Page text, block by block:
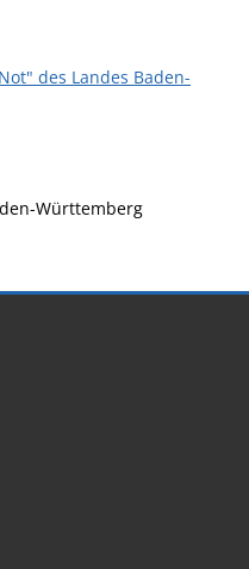
Museum
für Senioren
Trigono-
+ Kultur
des Landes Baden-
Württemberg